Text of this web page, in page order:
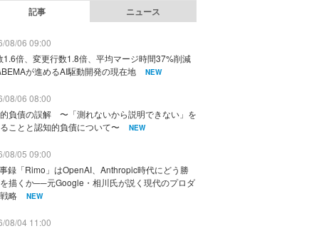
記事 ニュース
08/06 09:00
1.6倍、変更行数1.8倍、平均マージ時間37%削減
が進めるAI駆動開発の現在地
NEW
08/06 08:00
負債の誤解 〜「測れないから説明できない」を
ことと認知的負債について〜
NEW
08/05 09:00
録「Rimo」はOpenAI、Anthropic時代にどう勝
描くか──元Google・相川氏が説く現代のプロダ
略
NEW
08/04 11:00